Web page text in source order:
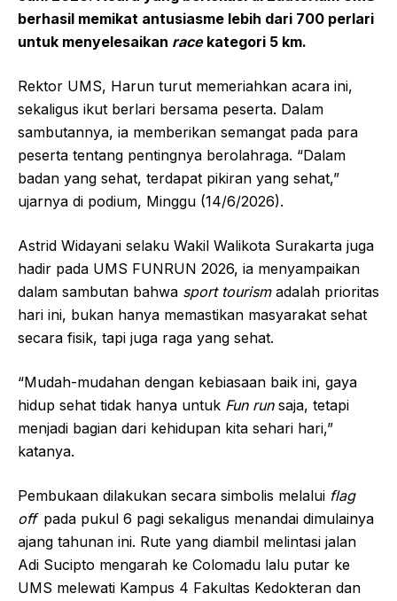
berhasil memikat antusiasme lebih dari 700 perlari
untuk menyelesaikan racekategori 5 km.
Rektor UMS, Harun turut memeriahkan acara ini,
sekaligus ikut berlari bersama peserta. Dalam
sambutannya, ia memberikan semangat pada para
peserta tentang pentingnya berolahraga. “Dalam
badan yang sehat, terdapat pikiran yang sehat,”
ujarnya di podium, Minggu (14/6/2026).
Astrid Widayani selaku Wakil Walikota Surakarta juga
hadir pada UMS FUNRUN 2026, ia menyampaikan
dalam sambutan bahwa sport tourism adalah prioritas
hari ini, bukan hanya memastikan masyarakat sehat
secara fisik, tapi juga raga yang sehat.
“Mudah-mudahan dengan kebiasaan baik ini, gaya
hidup sehat tidak hanya untuk Fun runsaja, tetapi
menjadi bagian dari kehidupan kita sehari hari,”
katanya.
Pembukaan dilakukan secara simbolis melalui flag
off pada pukul 6 pagi sekaligus menandai dimulainya
ajang tahunan ini. Rute yang diambil melintasi jalan
Adi Sucipto mengarah ke Colomadu lalu putar ke
UMS melewati Kampus 4 Fakultas Kedokteran dan